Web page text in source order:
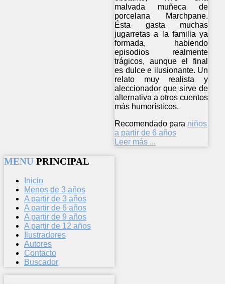
malvada muñeca de
porcelana Marchpane.
Ésta gasta muchas
jugarretas a la familia ya
formada, habiendo
episodios realmente
trágicos, aunque el final
es dulce e ilusionante. Un
relato muy realista y
aleccionador que sirve de
alternativa a otros cuentos
más humorísticos.
Recomendado para niños
a partir de 6 años
Leer más ...
MENU PRINCIPAL
Inicio
Menos de 3 años
A partir de 3 años
A partir de 6 años
A partir de 9 años
A partir de 12 años
Ilustradores
Autores
Contacto
Buscador